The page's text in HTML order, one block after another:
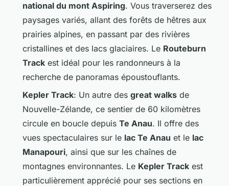
national du mont Aspiring. Vous traverserez des
paysages variés, allant des forêts de hêtres aux
prairies alpines, en passant par des rivières
cristallines et des lacs glaciaires. Le Routeburn
Track est idéal pour les randonneurs à la
recherche de panoramas époustouflants.
Kepler Track: Un autre des great walks de
Nouvelle-Zélande, ce sentier de 60 kilomètres
circule en boucle depuis Te Anau. Il offre des
vues spectaculaires sur le lac Te Anau et le lac
Manapouri, ainsi que sur les chaînes de
montagnes environnantes. Le Kepler Track est
particulièrement apprécié pour ses sections en